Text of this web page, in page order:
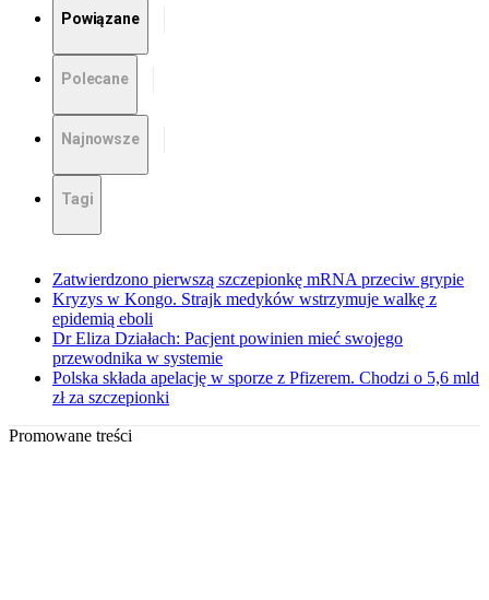
Powiązane
Polecane
Najnowsze
Tagi
Zatwierdzono pierwszą szczepionkę mRNA przeciw grypie
Kryzys w Kongo. Strajk medyków wstrzymuje walkę z
epidemią eboli
Dr Eliza Działach: Pacjent powinien mieć swojego
przewodnika w systemie
Polska składa apelację w sporze z Pfizerem. Chodzi o 5,6 mld
zł za szczepionki
Promowane treści